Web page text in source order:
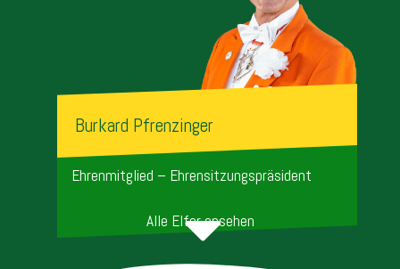
Burkard Pfrenzinger
Ehrenmitglied – Ehrensitzungspräsident
Alle Elfer ansehen